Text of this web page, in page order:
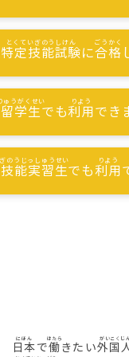
特定技能試験に合格
留学生でも利用でき
技能実習生でも利用
日本で働きたい外国